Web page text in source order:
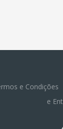
e Condições
e